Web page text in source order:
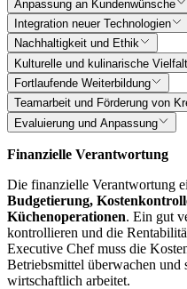
Anpassung an Kundenwünsche
Integration neuer Technologien
Nachhaltigkeit und Ethik
Kulturelle und kulinarische Vielfalt
Fortlaufende Weiterbildung
Teamarbeit und Förderung von
Evaluierung und Anpassung
Finanzielle Verantwortung
Die finanzielle Verantwortung
Budgetierung,
Küchenoperationen. Ein gut
kontrollieren und die
Executive Chef muss die
Betriebsmittel überwachen und
wirtschaftlich arbeitet.